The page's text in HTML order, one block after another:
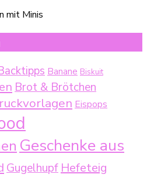
Banane Biskuit
Brot & Brötchen
Eispops
Geschenke aus
Gugelhupf Hefeteig